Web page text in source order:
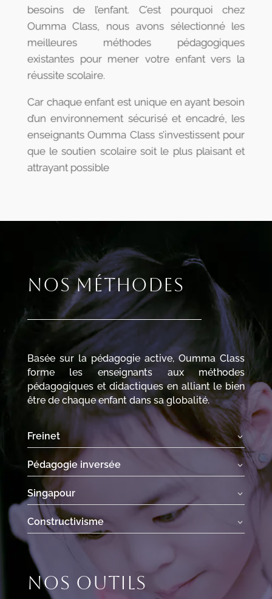
besoins de l’enfant. C’est pourquoi chez
Oumma Class, nous avons sélectionné les
meilleures méthodes pédagogiques
existantes pour mener votre enfant vers la
réussite scolaire.
Car chaque enfant est unique en ayant besoin
d’un environnement sécurisé et encadré, les
enseignants Oumma Class s’investissent pour
que le soutien scolaire soit le plus plaisant et
attrayant possible
Nos méthodes
Basée sur la pédagogie active, Oumma Class
forme les enseignants aux méthodes
pédagogiques et didactiques en alliant le bien
être de chaque enfant dans sa globalité.
Freinet
Pédagogie inversée
Singapour
Constructivisme
Nos outils